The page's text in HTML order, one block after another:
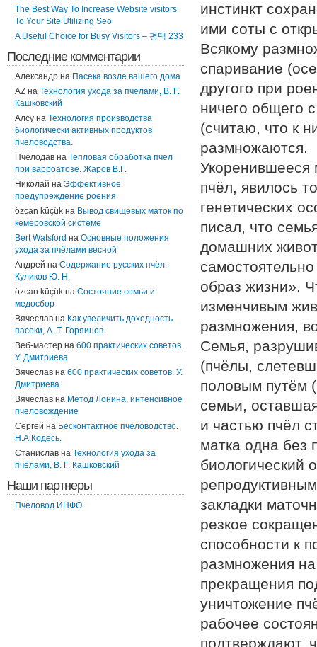
инстинкт
ими соты с
Всякому
спаривание
другого при
ничего общего
(считаю, что к
размножаются.
Укоренившееся
пчёл, явилось
генетических
писал, что
домашних
образ жизни».
изменчивым
размножения,
Семья,
(пчёлы,
половым путём
семьи,
и частью пчёл
матка одна без
биологический
закладки
резкое
способности к
размножения
прекращения
уничтожение
рабочее
подтверждают,
The Best Way To Increase Website visitors
To Your Site Utilizing Seo
A Useful Choice for Busy Visitors – 평택 233
Последние комментарии
Александр на Пасека возле вашего дома
AZ на Технология ухода за пчёлами, В. Г.
Кашковский
Алсу на Технология производства
биологически активных продуктов
пчеловодства.
Пчёлодав на Тепловая обработка пчел
при варроатозе. Жаров В.Г.
Николай на Эффективное
предупреждение роения
özcan küçük на Вывод свищевых маток по
кемеровской системе
Bert Watsford на Основные положения
ухода за пчёлами весной
Андрей на Содержание русских пчёл.
Куликов Ю. Н.
özcan küçük на Состояние семьи и
медосбор
Вячеслав на Как увеличить доходность
пасеки, А. Т. Горяинов
Веб-мастер на 600 практических советов.
У. Дмитриева
Вячеслав на 600 практических советов. У.
Дмитриева
Вячеслав на Метод Лонина, интенсивное
пчеловождение
Сергей на Бесконтактное пчеловодство.
Н.А.Кодесь.
Станислав на Технология ухода за
пчёлами, В. Г. Кашковский
Наши партнеры
Пчеловод.ИНФО